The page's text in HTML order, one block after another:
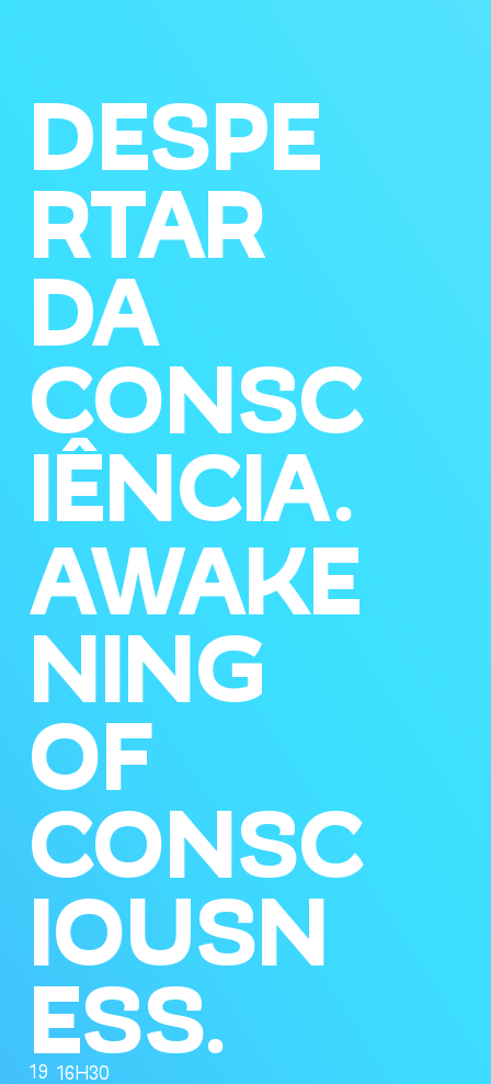
DESPE
RTAR
DA
CONSC
IÊNCIA.
AWAKE
NING
OF
CONSC
IOUSN
ESS.
19 16H30